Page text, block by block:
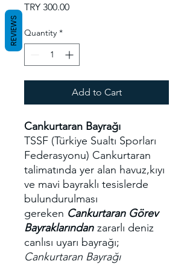
TRY 300.00Price
Quantity *
Add to Cart
Cankurtaran Bayrağı
TSSF (Türkiye Sualtı Sporları
Federasyonu) Cankurtaran
talimatında yer alan havuz,kıyı
ve mavi bayraklı tesislerde
bulundurulması
gereken Cankurtaran Görev
Bayraklarından zararlı deniz
canlısı uyarı bayrağı;
Cankurtaran Bayrağı
REVIEWS